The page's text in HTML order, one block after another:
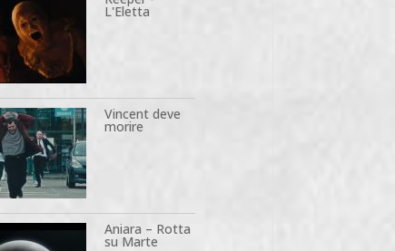
L'Eletta
Vincent deve
morire
Aniara – Rotta
su Marte